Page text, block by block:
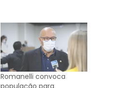
Romanelli convoca
população para